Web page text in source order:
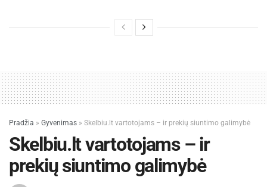
Pradžia » Gyvenimas » Skelbiu.lt vartotojams – ir prekių siuntimo galimybė
Skelbiu.lt vartotojams – ir
prekių siuntimo galimybė